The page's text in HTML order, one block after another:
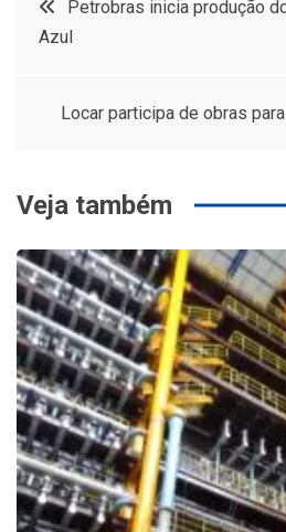
Post
Petrobras inicia produção
Azul
Locar participa de obras
Veja também